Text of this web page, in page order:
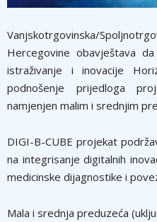
Vanjskotrgovinska/
Hercegovine obavještava
istraživanje i inovacije
podnošenje prijedloga
namjenjen malim i srednjim
DIGI-B-CUBE projekat
na integrisanje digitalnih
medicinske dijagnostike i
Mala i srednja preduzeća